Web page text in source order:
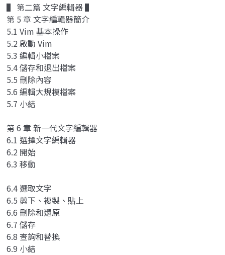
▌ 第二篇 文字編輯器 ▌
第 5 章 文字編輯器簡介
5.1 Vim 基本操作
5.2 啟動 Vim
5.3 編輯小檔案
5.4 儲存和退出檔案
5.5 刪除內容
5.6 編輯大規模檔案
5.7 小結
第 6 章 新一代文字編輯器
6.1 選擇文字編輯器
6.2 開始
6.3 移動
6.4 選取文字
6.5 剪下、複製、貼上
6.6 刪除和還原
6.7 儲存
6.8 查詢和替換
6.9 小結